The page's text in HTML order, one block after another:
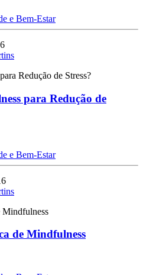
e Bem-Estar
para Redução de
e Bem-Estar
de Mindfulness